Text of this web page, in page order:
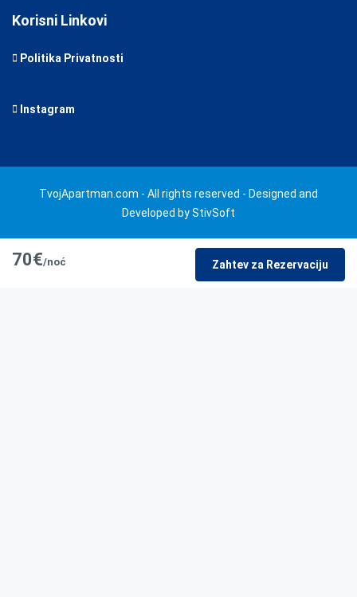
70€/noć Zahtev za Rezervaciju
Korisni Linkovi
Politika Privatnosti
Instagram
TvojApartman.com - All rights reserved - Designed and
Developed by StivSoft